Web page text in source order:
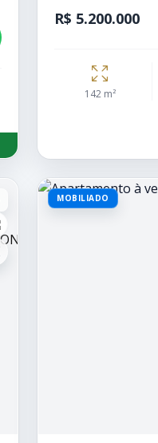
R$ 5.200.000
142 m²
MOBILIADO